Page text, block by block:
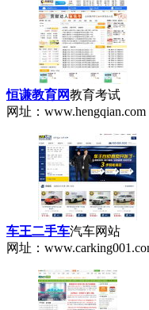
恒谦教育网教育考试
网址：www.hengqian.com
车王二手车汽车网站
网址：